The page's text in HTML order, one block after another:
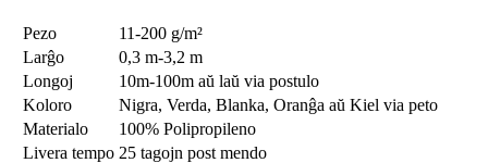
Pezo
11-200 g/m²
Larĝo
0,3 m-3,2 m
Longoj
10m-100m aŭ laŭ via postulo
Koloro
Nigra, Verda, Blanka, Oranĝa aŭ Kiel via peto
Materialo
100% Polipropileno
Livera tempo 25 tagojn post mendo